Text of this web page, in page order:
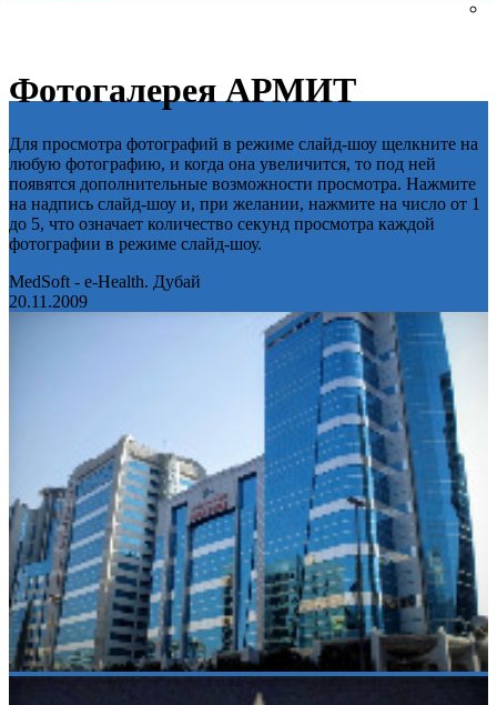
Фотогалерея АРМИТ
Для просмотра фотографий в режиме слайд-шоу щелкните на
любую фотографию, и когда она увеличится, то под ней
появятся дополнительные возможности просмотра. Нажмите
на надпись слайд-шоу и, при желании, нажмите на число от 1
до 5, что означает количество секунд просмотра каждой
фотографии в режиме слайд-шоу.
MedSoft - e-Health. Дубай
20.11.2009